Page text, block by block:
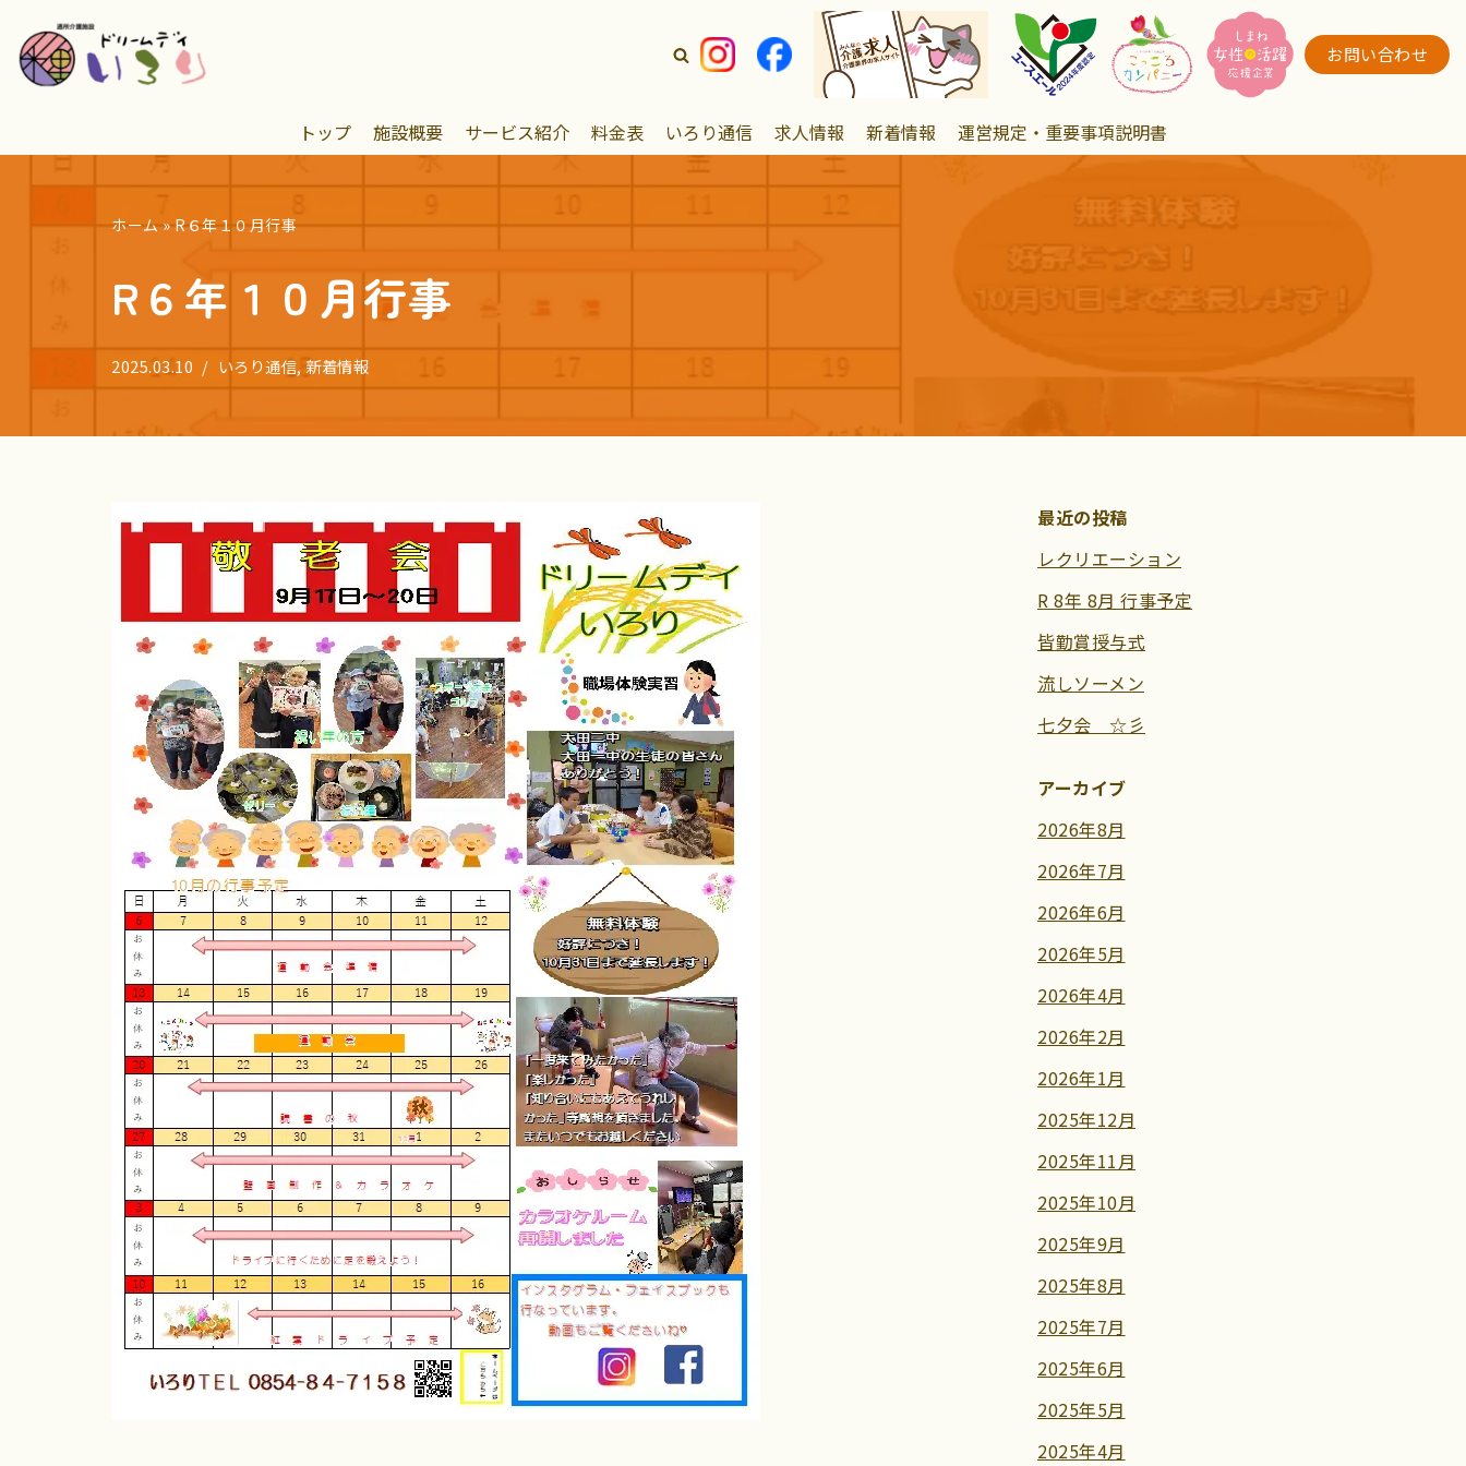
コ
ン
ン
ツ
お問い合わせ
トップ 施設概要 サービス紹介 料金表 いろり通信 求人情報 新着情報 運営規定・重要事項説明書
ホーム»R６年１０月行事
R６年１０月行事
2025.03.10 いろり通信, 新着情報
最近の投稿
レクリエーション
R 8年 8月 行事予定
皆勤賞授与式
流しソーメン
七夕会 ☆彡
アーカイブ
2026年8月
2026年7月
2026年6月
2026年5月
2026年4月
2026年2月
2026年1月
2025年12月
2025年11月
2025年10月
2025年9月
2025年8月
2025年7月
2025年6月
2025年5月
2025年4月